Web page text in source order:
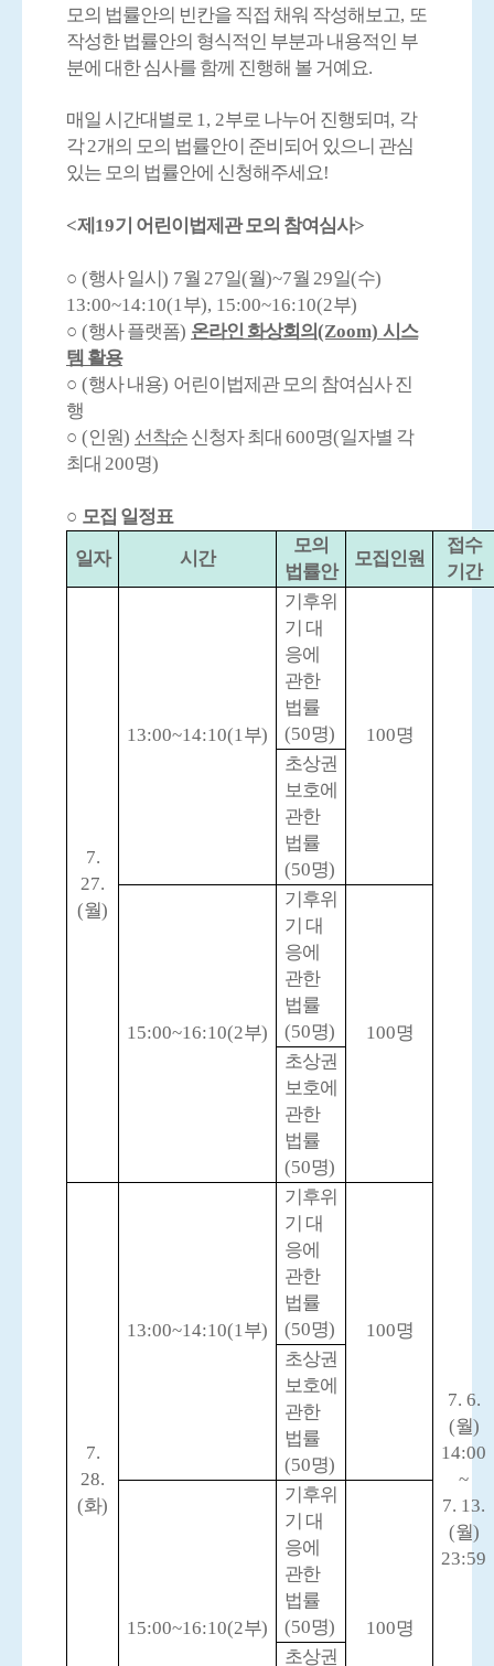
모의 법률안의 빈칸을 직접 채워 작성해보고, 또
작성한 법률안의 형식적인 부분과 내용적인 부
분에 대한 심사를 함께 진행해 볼 거예요.
매일 시간대별로 1, 2부로 나누어 진행되며 , 각
각2개의 모의 법률안이 준비되어 있으니 관심
있는 모의 법률안에 신청해주세요!
<제 19기 어린이법제관 모의 참여심사>
○ (행사 일시 ) 7월 27일(월)~7월 29일(수)
13:00~14:10(1부), 15:00~16:10(2부)
○ (행사 플랫폼) 온라인 화상회의(Zoom) 시스
템 활용
○ (행사 내용) 어린이법제관 모의 참여심사 진
행
○ (인원) 선착순 신청자 최대 600명(일자별 각
최대 200명)
○ 모집 일정표
일자
시간
모의
법률안
모집인원
접수
기간
7.
27.
(월)
13:00~14:10(1부)
기후위
기 대
응에
관한
법률
(50명) 100명
7. 6.
(월)
14:00
~
7. 13.
(월)
23:59
초상권
보호에
관한
법률
(50명)
15:00~16:10(2부)
기후위
기 대
응에
관한
법률
(50명) 100명
초상권
보호에
관한
법률
(50명)
7.
28.
(화)
13:00~14:10(1부)
기후위
기 대
응에
관한
법률
(50명) 100명
초상권
보호에
관한
법률
(50명)
15:00~16:10(2부)
기후위
기 대
응에
관한
법률
(50명) 100명
초상권